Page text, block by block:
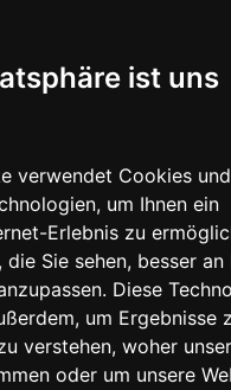
ist uns
verwendet Cookies und
um Ihnen ein
Erlebnis zu
die Sie sehen, besser an
Diese
um Ergebnisse
verstehen, woher
oder um unsere